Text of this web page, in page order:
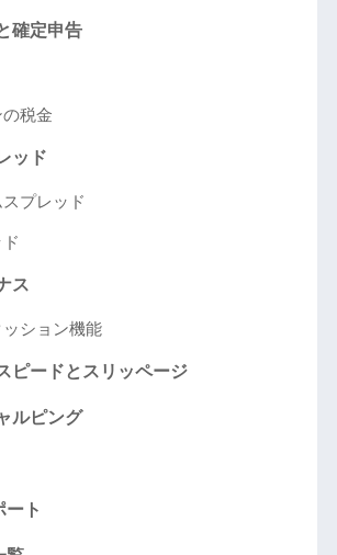
確定申告
税金
ッド
プレッド
ス
ション機能
ピードとスリッページ
ルピング
ート